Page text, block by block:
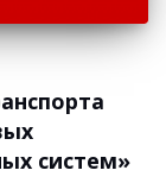
систем»